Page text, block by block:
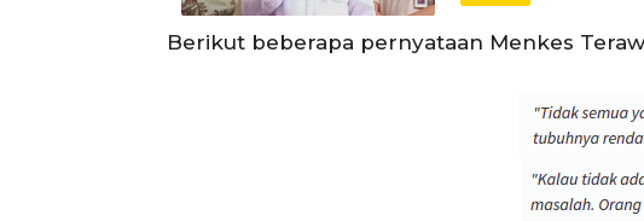
Berikut beberapa pernyataan Menkes